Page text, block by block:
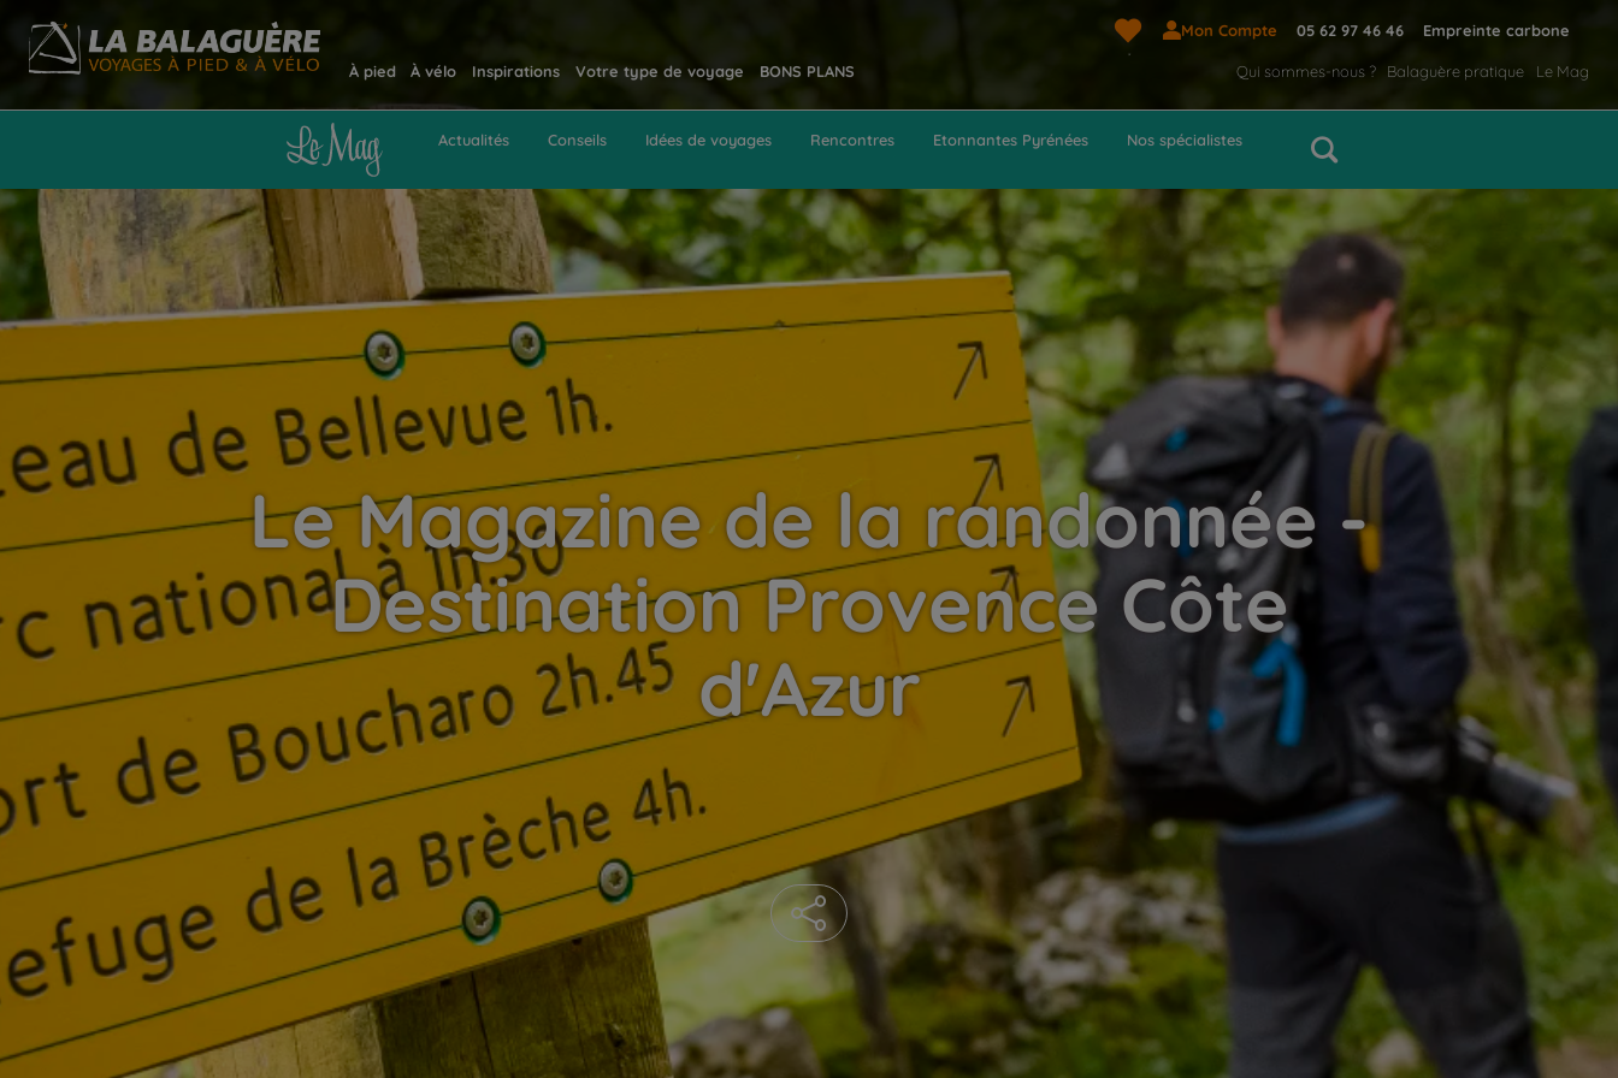
Mon Compte 05 62 97 46 46 Empreinte carbone
À pied À vélo Inspirations Votre type de voyage BONS PLANS Qui sommes-nous ? Balaguère pratique Le Mag
Actualités Conseils Idées de voyages Rencontres Etonnantes Pyrénées Nos spécialistes
Le Magazine de la randonnée -
Destination Provence Côte
d'Azur